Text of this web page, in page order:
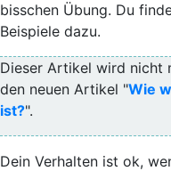
bisschen Übung. Du
Beispiele dazu.
Dieser Artikel wird nicht
den neuen Artikel "Wie
ist?".
Dein Verhalten ist ok,